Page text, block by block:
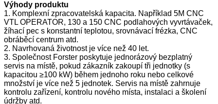
Výhody produktu
1. Komplexní zpracovatelská kapacita. Například 5M CNC
VTL OPERATOR, 130 a 150 CNC podlahových vyvrtávaček,
žíhací pec s konstantní teplotou, srovnávací frézka, CNC
obráběcí centrum atd.
2. Navrhovaná životnost je více než 40 let.
3. Společnost Forster poskytuje jednorázový bezplatný
servis na místě, pokud zákazník zakoupí tři jednotky (s
kapacitou ≥100 kW) během jednoho roku nebo celkové
množství je více než 5 jednotek. Servis na místě zahrnuje
kontrolu zařízení, kontrolu nového místa, instalaci a školení
údržby atd.